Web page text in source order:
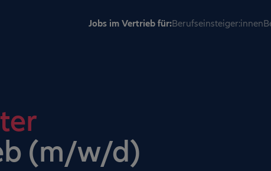
Jobs im Vertrieb für:Berufseinsteiger:innen
(m/w/d)